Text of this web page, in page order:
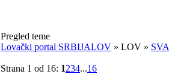
Pregled teme
Lovački portal SRBIJALOV » LOV »
Strana 1 od 16: 1234...16